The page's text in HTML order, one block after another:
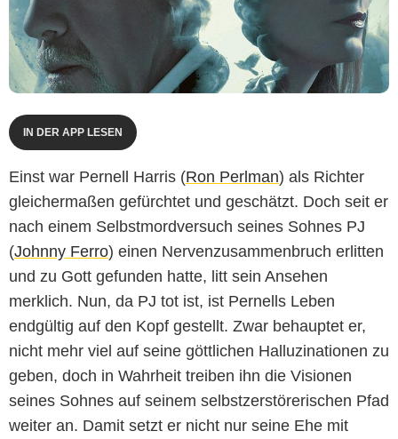
IN DER APP LESEN
Einst war Pernell Harris (Ron Perlman) als Richter
gleichermaßen gefürchtet und geschätzt. Doch seit er
nach einem Selbstmordversuch seines Sohnes PJ
(Johnny Ferro) einen Nervenzusammenbruch erlitten
und zu Gott gefunden hatte, litt sein Ansehen
merklich. Nun, da PJ tot ist, ist Pernells Leben
endgültig auf den Kopf gestellt. Zwar behauptet er,
nicht mehr viel auf seine göttlichen Halluzinationen zu
geben, doch in Wahrheit treiben ihn die Visionen
seines Sohnes auf seinem selbstzerstörerischen Pfad
weiter an. Damit setzt er nicht nur seine Ehe mit